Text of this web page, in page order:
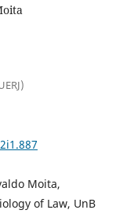
Moita,
of Law, UnB